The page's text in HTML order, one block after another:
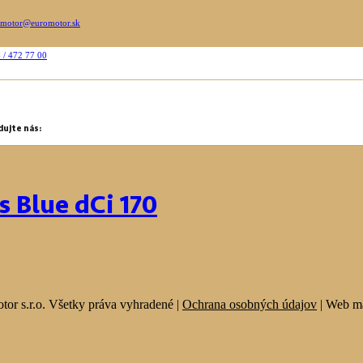
/ 472 77 00
nás:
Blue dCi 170
s.r.o. Všetky práva vyhradené | Ochrana osobných údajov | Web